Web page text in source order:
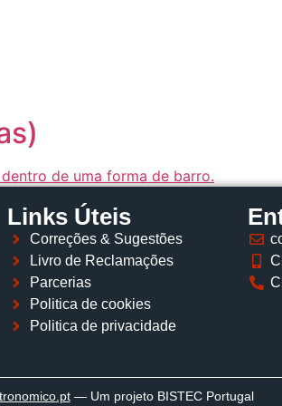
Links Úteis
Correções & Sugestões
Livro de Reclamações
Parcerias
Politica de cookies
Politica de privacidade
.pt— Um projeto BISTEC Portugal